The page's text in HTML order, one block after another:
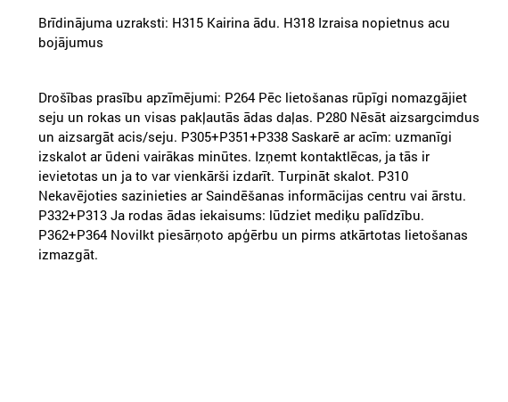
Brīdinājuma uzraksti: H315 Kairina ādu. H318 Izraisa nopietnus acu
bojājumus
Drošības prasību apzīmējumi: P264 Pēc lietošanas rūpīgi nomazgājiet
seju un rokas un visas pakļautās ādas daļas. P280 Nēsāt aizsargcimdus
un aizsargāt acis/seju. P305+P351+P338 Saskarē ar acīm: uzmanīgi
izskalot ar ūdeni vairākas minūtes. Izņemt kontaktlēcas, ja tās ir
ievietotas un ja to var vienkārši izdarīt. Turpināt skalot. P310
Nekavējoties sazinieties ar Saindēšanas informācijas centru vai ārstu.
P332+P313 Ja rodas ādas iekaisums: lūdziet mediķu palīdzību.
P362+P364 Novilkt piesārņoto apģērbu un pirms atkārtotas lietošanas
izmazgāt.